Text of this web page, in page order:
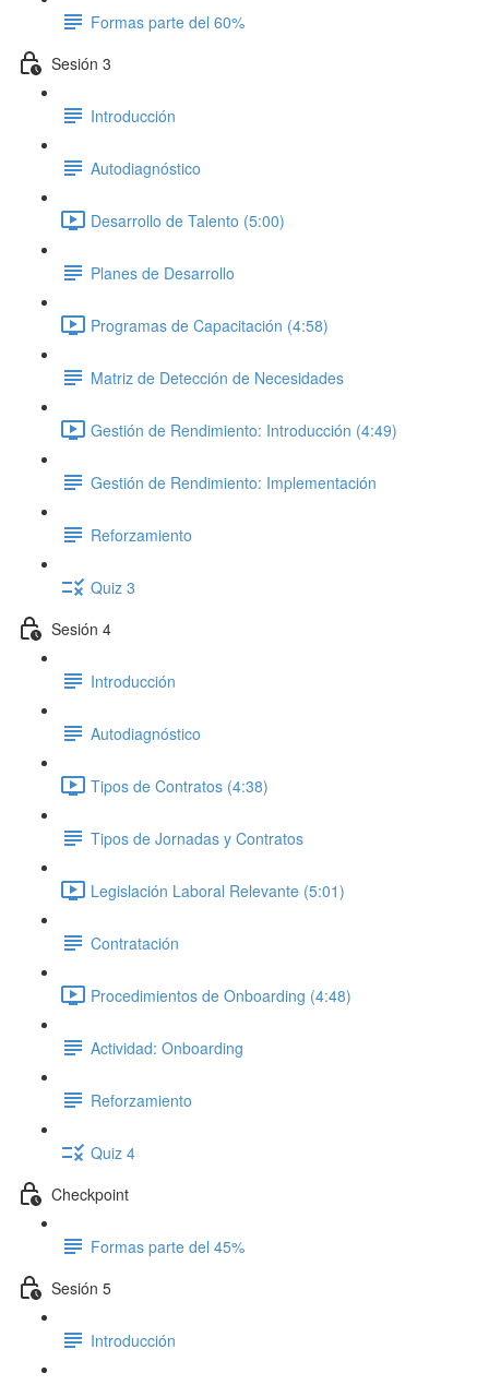
Formas parte del 60%
Sesión 3
Introducción
Autodiagnóstico
Desarrollo de Talento (5:00)
Planes de Desarrollo
Programas de Capacitación (4:58)
Matriz de Detección de Necesidades
Gestión de Rendimiento: Introducción (4:49)
Gestión de Rendimiento: Implementación
Reforzamiento
Quiz 3
Sesión 4
Introducción
Autodiagnóstico
Tipos de Contratos (4:38)
Tipos de Jornadas y Contratos
Legislación Laboral Relevante (5:01)
Contratación
Procedimientos de Onboarding (4:48)
Actividad: Onboarding
Reforzamiento
Quiz 4
Checkpoint
Formas parte del 45%
Sesión 5
Introducción